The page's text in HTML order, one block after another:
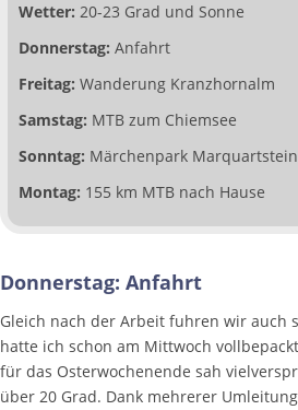
Wetter: 20-23 Grad und Sonne
Donnerstag: Anfahrt
Freitag: Wanderung Kranzhornalm
Samstag: MTB zum Chiemsee
Sonntag: Märchenpark Marquartstein
Montag: 155 km MTB nach Hause
Donnerstag: Anfahrt
Gleich nach der Arbeit fuhren wir auch
hatte ich schon am Mittwoch
für das Osterwochenende sah
über 20 Grad. Dank mehrerer